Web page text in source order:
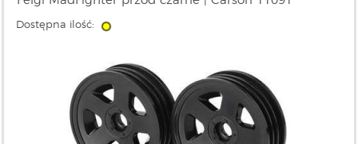
Dostępna ilość: